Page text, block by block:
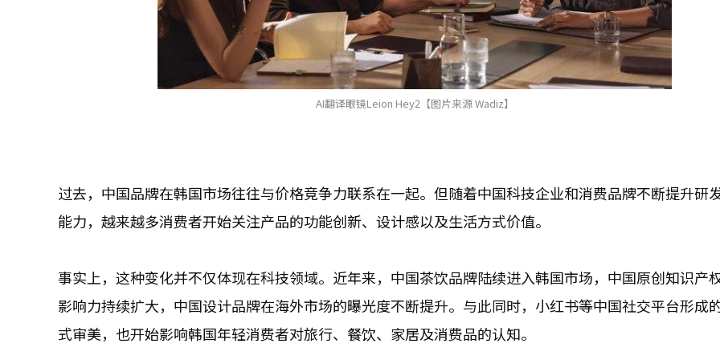
AI翻译眼镜Leion Hey2【图片来源 Wadiz】
过去，中国品牌在韩国市场往往与价格竞争力联系在一起。但随着中国科技企业和消费品牌不断提升研
能力，越来越多消费者开始关注产品的功能创新、设计感以及生活方式价值。
事实上，这种变化并不仅体现在科技领域。近年来，中国茶饮品牌陆续进入韩国市场，中国原创知识产权
影响力持续扩大，中国设计品牌在海外市场的曝光度不断提升。与此同时，小红书等中国社交平台形成
式审美，也开始影响韩国年轻消费者对旅行、餐饮、家居及消费品的认知。